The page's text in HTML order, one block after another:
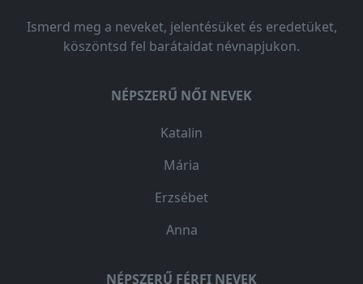
Ismerd meg a neveket, jelentésüket és eredetüket,
köszöntsd fel barátaidat névnapjukon.
NÉPSZERŰ NŐI NEVEK
Katalin
Mária
Erzsébet
Anna
NÉPSZERŰ FÉRFI NEVEK